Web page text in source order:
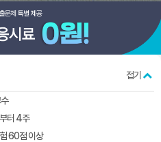
접기
터 4주
60점 이상